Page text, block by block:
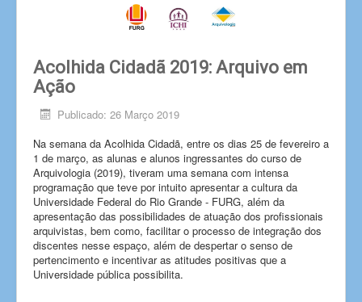
Acolhida Cidadã 2019: Arquivo em
Ação
Publicado: 26 Março 2019
Na semana da Acolhida Cidadã, entre os dias 25 de fevereiro a
1 de março, as alunas e alunos ingressantes do curso de
Arquivologia (2019), tiveram uma semana com intensa
programação que teve por intuito apresentar a cultura da
Universidade Federal do Rio Grande - FURG, além da
apresentação das possibilidades de atuação dos profissionais
arquivistas, bem como, facilitar o processo de integração dos
discentes nesse espaço, além de despertar o senso de
pertencimento e incentivar as atitudes positivas que a
Universidade pública possibilita.